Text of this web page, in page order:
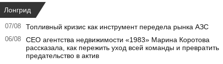
Лонгрид
07/08 Топливный кризис как инструмент передела рынка АЗС
06/08
CEO агентства недвижимости «1983» Марина Коротова
рассказала, как пережить уход всей команды и превратить
предательство в актив